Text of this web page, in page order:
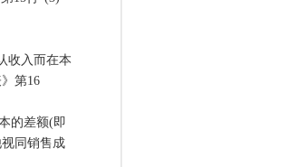
收入而在本
第16
的差额(即
同销售成